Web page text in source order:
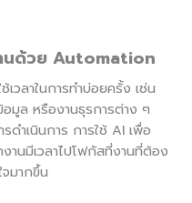
นด้วย Automation
วลาในการทำบ่อยครั้ง เช่น
มูล หรืองานธุรการต่าง ๆ
ดำเนินการ การใช้ AI เพื่อ
านมีเวลาไปโฟกัสที่งานที่ต้อง
มากขึ้น